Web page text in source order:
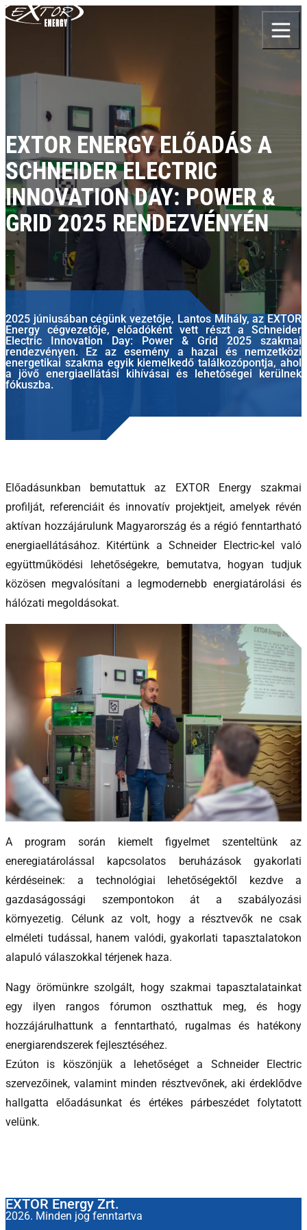
Skip to content
EXTOR ENERGY ELŐADÁS A
SCHNEIDER ELECTRIC
INNOVATION DAY: POWER &
GRID 2025 RENDEZVÉNYÉN
2025 júniusában cégünk vezetője, Lantos Mihály, az EXTOR
Energy cégvezetője, előadóként vett részt a Schneider
Electric Innovation Day: Power & Grid 2025 szakmai
rendezvényen. Ez az esemény a hazai és nemzetközi
energetikai szakma egyik kiemelkedő találkozópontja, ahol
a jövő energiaellátási kihívásai és lehetőségei kerülnek
fókuszba.
Előadásunkban bemutattuk az EXTOR Energy szakmai
profilját, referenciáit és innovatív projektjeit, amelyek révén
aktívan hozzájárulunk Magyarország és a régió fenntartható
energiaellátásához. Kitértünk a Schneider Electric-kel való
együttműködési lehetőségekre, bemutatva, hogyan tudjuk
közösen megvalósítani a legmodernebb energiatárolási és
hálózati megoldásokat.
A program során kiemelt figyelmet szenteltünk az
eneregiatárolással kapcsolatos beruházások gyakorlati
kérdéseinek: a technológiai lehetőségektől kezdve a
gazdaságossági szempontokon át a szabályozási
környezetig. Célunk az volt, hogy a résztvevők ne csak
elméleti tudással, hanem valódi, gyakorlati tapasztalatokon
alapuló válaszokkal térjenek haza.
Nagy örömünkre szolgált, hogy szakmai tapasztalatainkat
egy ilyen rangos fórumon oszthattuk meg, és hogy
hozzájárulhattunk a fenntartható, rugalmas és hatékony
energiarendszerek fejlesztéséhez.
Ezúton is köszönjük a lehetőséget a Schneider Electric
szervezőinek, valamint minden résztvevőnek, aki érdeklődve
hallgatta előadásunkat és értékes párbeszédet folytatott
velünk.
EXTOR Energy Zrt.
2026. Minden jog fenntartva